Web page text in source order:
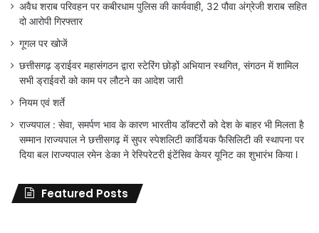
अवैध शराब परिवहन पर कबीरधाम पुलिस की कार्यवाही, 32 पौवा अंग्रेजी शराब सहित
दो आरोपी गिरफ्तार
गूगल पर खोजें
छत्तीसगढ़ ड्राईवर महासंगठन द्वारा स्टेरिंग छोड़ों अभियान स्थगित, संगठन में शामिल
सभी ड्राईवरों को काम पर लौटने का आदेश जारी
नियम एवं शर्ते
राज्यपाल : सेवा, समर्पण भाव के कारण भारतीय डॉक्टरों को देश के बाहर भी मिलता है
सम्मान lराज्यपाल ने छत्तीसगढ़ में सुपर स्पेशलिटी कार्डियक फैसिलिटी की स्थापना पर
दिया बल lराज्यपाल रमेन डेका ने रेस्पिरेटरी इंटेंसिव केयर यूनिट का शुभारंभ किया l
Featured Posts